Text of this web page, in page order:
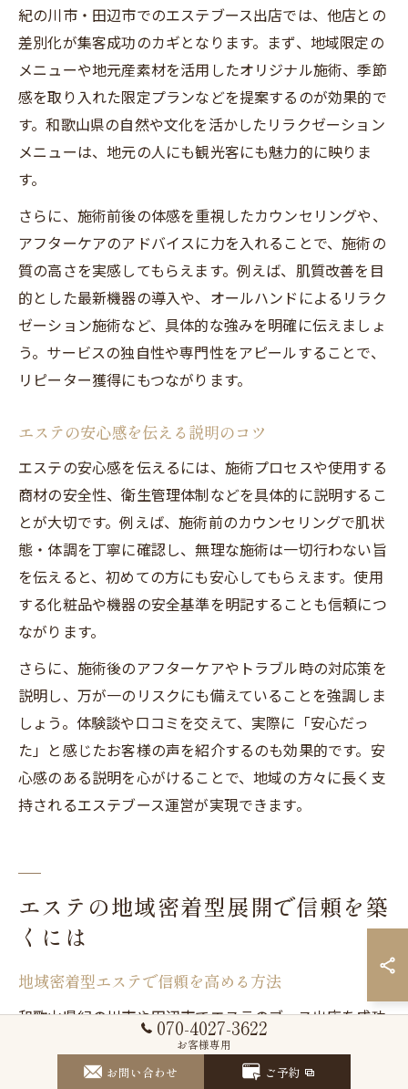
紀の川市・田辺市でのエステブース出店では、他店との
差別化が集客成功のカギとなります。まず、地域限定の
メニューや地元産素材を活用したオリジナル施術、季節
感を取り入れた限定プランなどを提案するのが効果的で
す。和歌山県の自然や文化を活かしたリラクゼーション
メニューは、地元の人にも観光客にも魅力的に映りま
す。
さらに、施術前後の体感を重視したカウンセリングや、
アフターケアのアドバイスに力を入れることで、施術の
質の高さを実感してもらえます。例えば、肌質改善を目
的とした最新機器の導入や、オールハンドによるリラク
ゼーション施術など、具体的な強みを明確に伝えましょ
う。サービスの独自性や専門性をアピールすることで、
リピーター獲得にもつながります。
エステの安心感を伝える説明のコツ
エステの安心感を伝えるには、施術プロセスや使用する
商材の安全性、衛生管理体制などを具体的に説明するこ
とが大切です。例えば、施術前のカウンセリングで肌状
態・体調を丁寧に確認し、無理な施術は一切行わない旨
を伝えると、初めての方にも安心してもらえます。使用
する化粧品や機器の安全基準を明記することも信頼につ
ながります。
さらに、施術後のアフターケアやトラブル時の対応策を
説明し、万が一のリスクにも備えていることを強調しま
しょう。体験談や口コミを交えて、実際に「安心だっ
た」と感じたお客様の声を紹介するのも効果的です。安
心感のある説明を心がけることで、地域の方々に長く支
持されるエステブース運営が実現できます。
エステの地域密着型展開で信頼を築
くには
地域密着型エステで信頼を高める方法
和歌山県紀の川市や田辺市でエステのブース出店を成功
させるためには、地域密着型のアプローチが不可欠で
す。地域の住民が求めるサービスやニーズを把握し、そ
070-4027-3622
お客様専用
お問い合わせ ご予約